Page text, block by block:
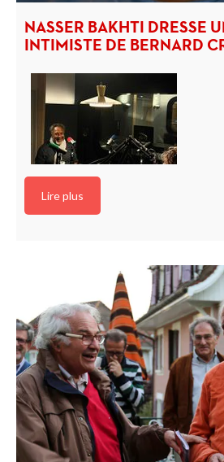
NASSER BAKHTI DRESSE
INTIMISTE DE BERNARD
Lire plus